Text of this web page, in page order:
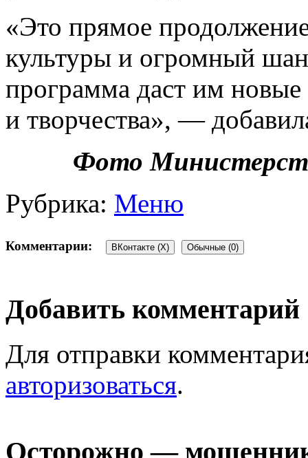
«Это прямое
культуры и огромный
программа даст им
и творчества», —
Фото
Рубрика: Меню
Комментарии: ВКонтакте (X) Обычные (0)
Добавить комментарий
Для отправки
авторизоваться.
Осторожно —